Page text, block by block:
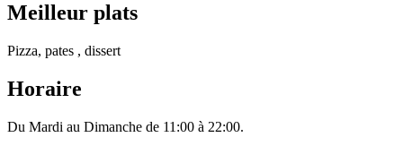
Meilleur plats
Pizza, pates , dissert
Horaire
Du Mardi au Dimanche de 11:00 à 22:00.